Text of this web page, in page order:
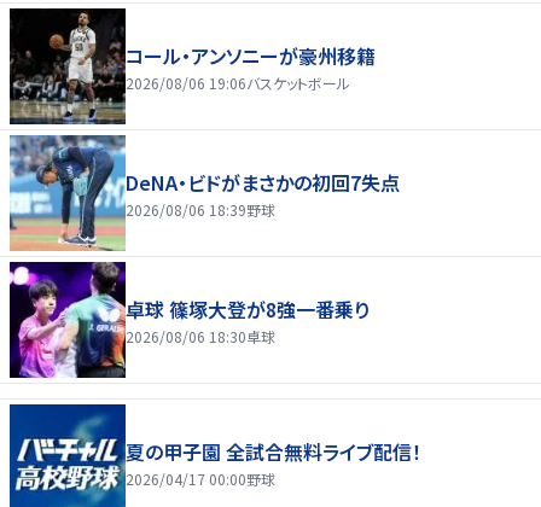
コール・アンソニーが豪州移籍
2026/08/06 19:06バスケットボール
DeNA・ビドがまさかの初回7失点
2026/08/06 18:39野球
卓球 篠塚大登が8強一番乗り
2026/08/06 18:30卓球
夏の甲子園 全試合無料ライブ配信！
2026/04/17 00:00野球